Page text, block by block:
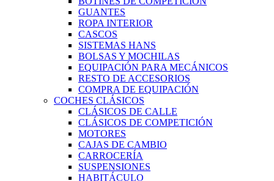
GUANTES
ROPA INTERIOR
CASCOS
SISTEMAS HANS
BOLSAS Y MOCHILAS
EQUIPACIÓN PARA MECÁNICOS
RESTO DE ACCESORIOS
COMPRA DE EQUIPACIÓN
COCHES CLÁSICOS
CLÁSICOS DE CALLE
CLÁSICOS DE COMPETICIÓN
MOTORES
CAJAS DE CAMBIO
CARROCERÍA
SUSPENSIONES
HABITÁCULO